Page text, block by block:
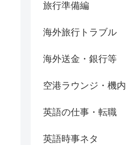
旅行準備編
海外旅行トラブル
海外送金・銀行等
空港ラウンジ・機内
英語の仕事・転職
英語時事ネタ